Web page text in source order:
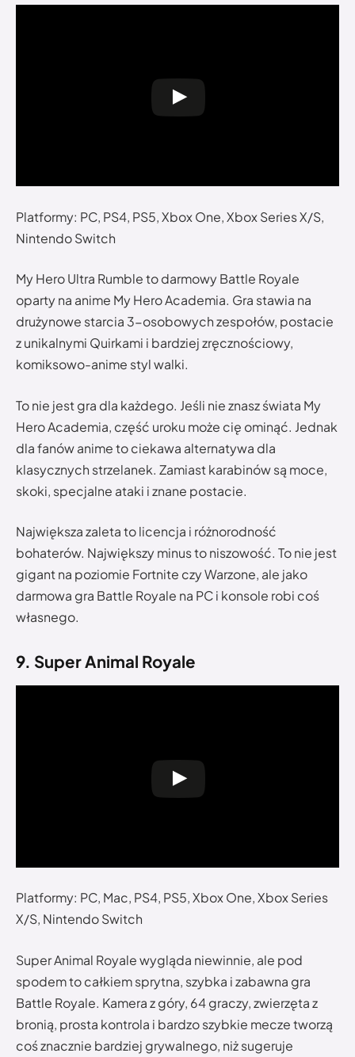
Platformy: PC, PS4, PS5, Xbox One, Xbox Series X/S,
Nintendo Switch
My Hero Ultra Rumble to darmowy Battle Royale
oparty na anime My Hero Academia. Gra stawia na
drużynowe starcia 3-osobowych zespołów, postacie
z unikalnymi Quirkami i bardziej zręcznościowy,
komiksowo-anime styl walki.
To nie jest gra dla każdego. Jeśli nie znasz świata My
Hero Academia, część uroku może cię ominąć. Jednak
dla fanów anime to ciekawa alternatywa dla
klasycznych strzelanek. Zamiast karabinów są moce,
skoki, specjalne ataki i znane postacie.
Największa zaleta to licencja i różnorodność
bohaterów. Największy minus to niszowość. To nie jest
gigant na poziomie Fortnite czy Warzone, ale jako
darmowa gra Battle Royale na PC i konsole robi coś
własnego.
9. Super Animal Royale
Platformy: PC, Mac, PS4, PS5, Xbox One, Xbox Series
X/S, Nintendo Switch
Super Animal Royale wygląda niewinnie, ale pod
spodem to całkiem sprytna, szybka i zabawna gra
Battle Royale. Kamera z góry, 64 graczy, zwierzęta z
bronią, prosta kontrola i bardzo szybkie mecze tworzą
coś znacznie bardziej grywalnego, niż sugeruje